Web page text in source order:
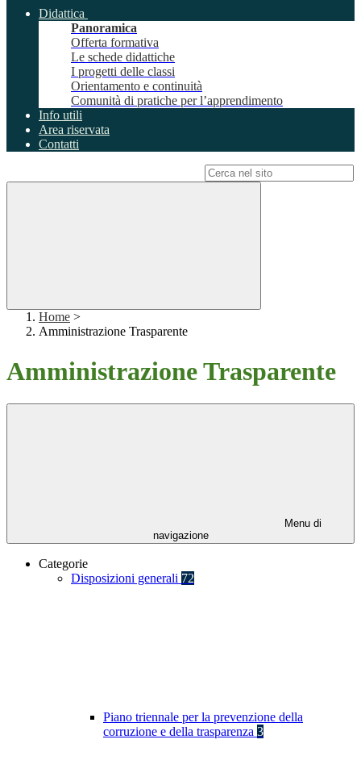
Didattica
Panoramica
Offerta formativa
Le schede didattiche
I progetti delle classi
Orientamento e continuità
Comunità di pratiche per l’apprendimento
Info utili
Area riservata
Contatti
Home >
Amministrazione Trasparente
Amministrazione Trasparente
Menu di
navigazione
Categorie
Disposizioni generali 72
Piano triennale per la prevenzione della
corruzione e della trasparenza 3